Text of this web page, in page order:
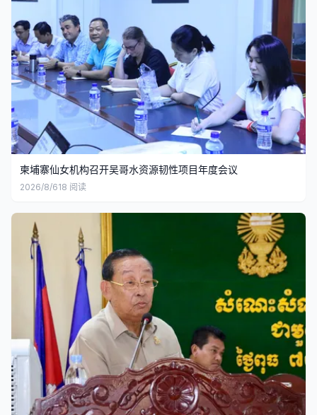
柬埔寨仙女机构召开吴哥水资源韧性项目年度会议
2026/8/618 阅读